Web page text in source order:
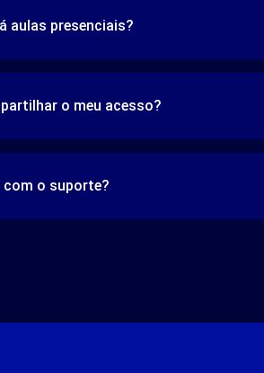
aulas presenciais?
o meu acesso?
o suporte?